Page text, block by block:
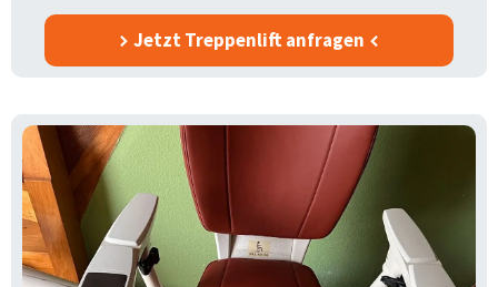
Jetzt Treppenlift anfragen